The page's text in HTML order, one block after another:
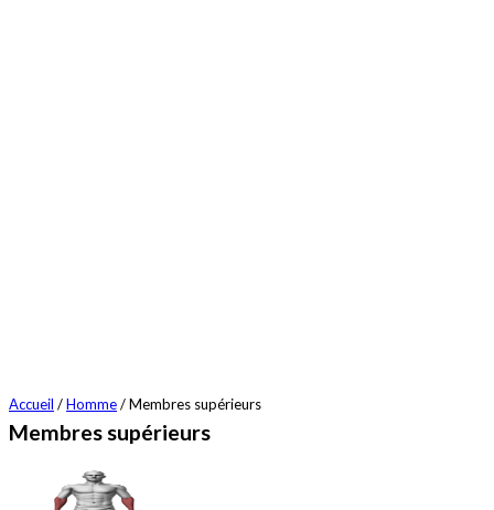
Accueil /Homme/ Membres supérieurs
Membres supérieurs